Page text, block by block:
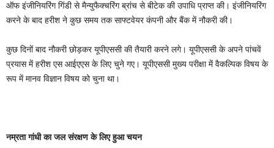
ऑफ इंजीनियरिंग गिंडी से मैन्युफैक्चरिंग ब्रांच से बीटेक की उपाधि प्राप्त की। इंजीनियरिंग
करने के बाद हरीश ने कुछ समय तक साफ्टवेयर कंपनी और बैंक में नौकरी की।
कुछ दिनों बाद नौकरी छोड़कर यूपीएससी की तैयारी करने लगे। यूपीएससी के अपने पांचवें
प्रयास में हरीश एस आईएएस के लिए चुने गए। यूपीएससी मुख्य परीक्षा में वैकल्पिक विषय के
रूप में मानव विज्ञान विषय को चुना था।
नम्रता गांधी का जल संरक्षण के लिए हुआ चयन